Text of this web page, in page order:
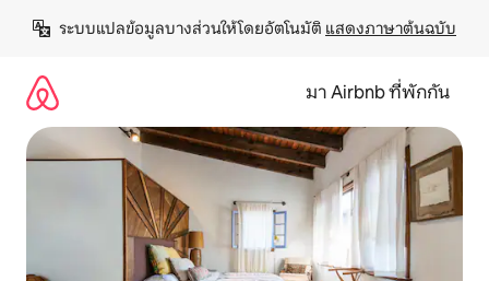
เนื้อหา
ระบบแปลข้อมูลบางส่วนให้โดยอัตโนมัติ แสดงภาษาต้นฉบับ
มา Airbnb ที่พักกัน